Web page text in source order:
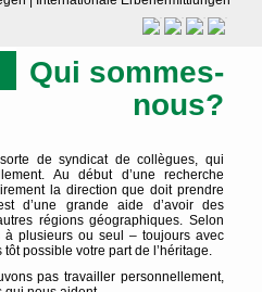
Qui sommes-
nous?
de syndicat de collègues, qui
Au début d’une recherche
la direction que doit prendre
d’une grande aide d’avoir des
régions géographiques. Selon
à plusieurs ou seul – toujours avec
tôt possible votre part de l’héritage.
pas travailler personnellement,